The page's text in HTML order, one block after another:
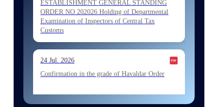
ESTABLISHMENT GENERAL STANDING
ORDER NO 202026 Holding of Departmental
Examination of Inspectors of Central Tax
Customs
24 Jul. 2026
Confirmation in the grade of Havaldar Order